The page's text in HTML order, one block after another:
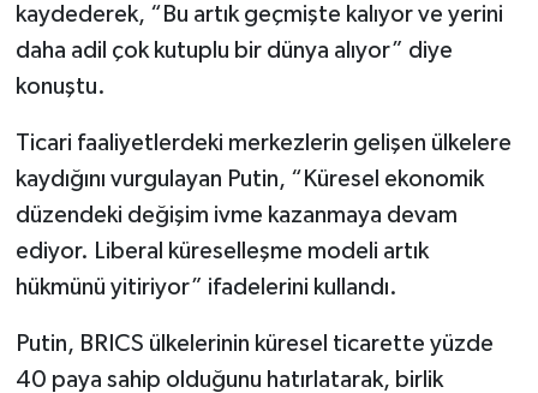
kaydederek, “Bu artık geçmişte kalıyor ve yerini
daha adil çok kutuplu bir dünya alıyor” diye
konuştu.
Ticari faaliyetlerdeki merkezlerin gelişen ülkelere
kaydığını vurgulayan Putin, “Küresel ekonomik
düzendeki değişim ivme kazanmaya devam
ediyor. Liberal küreselleşme modeli artık
hükmünü yitiriyor” ifadelerini kullandı.
Putin, BRICS ülkelerinin küresel ticarette yüzde
40 paya sahip olduğunu hatırlatarak, birlik